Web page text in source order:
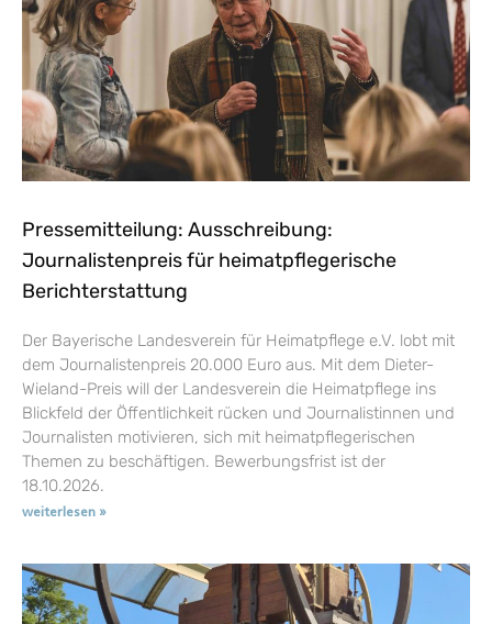
Pressemitteilung: Ausschreibung:
Journalistenpreis für heimatpflegerische
Berichterstattung
Der Bayerische Landesverein für Heimatpflege e.V. lobt mit
dem Journalistenpreis 20.000 Euro aus. Mit dem Dieter-
Wieland-Preis will der Landesverein die Heimatpflege ins
Blickfeld der Öffentlichkeit rücken und Journalistinnen und
Journalisten motivieren, sich mit heimatpflegerischen
Themen zu beschäftigen. Bewerbungsfrist ist der
18.10.2026.
weiterlesen »